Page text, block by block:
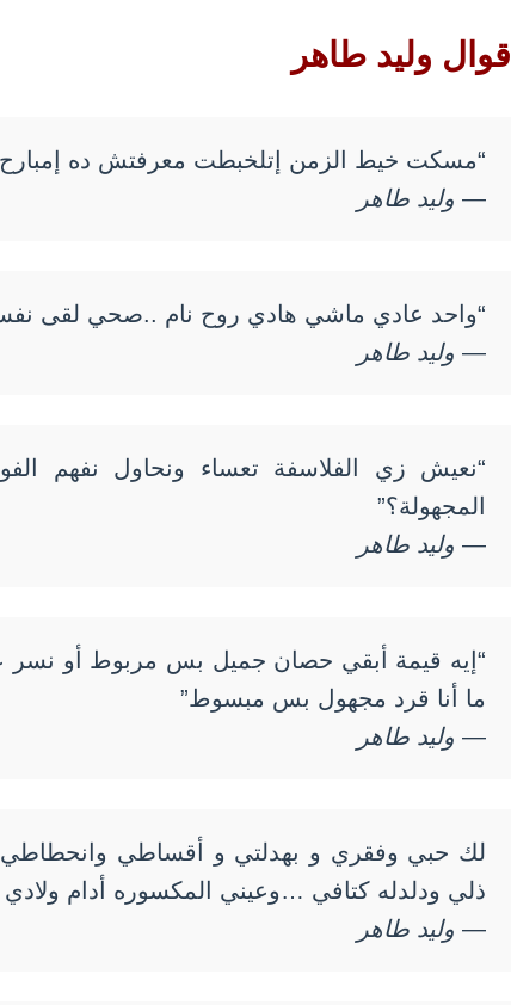
اقوال وليد طاهر
“مسكت خيط الزمن إتلخبطت معرفتش ده إمبارح
— وليد طاهر
“واحد عادي ماشي هادي روح نام ..صحي لقى
— وليد طاهر
“نعيش زي الفلاسفة تعساء ونحاول نفهم
المجهولة؟”
— وليد طاهر
“إيه قيمة أبقي حصان جميل بس مربوط أو
ما أنا قرد مجهول بس مبسوط”
— وليد طاهر
لك حبي وفقري و بهدلتي و أقساطي
ذلي ودلدله كتافي …وعيني المكسوره أدام
— وليد طاهر